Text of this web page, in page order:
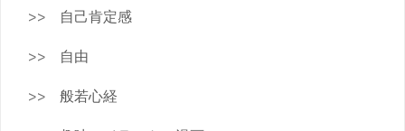
自己肯定感
自由
般若心経